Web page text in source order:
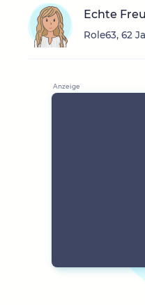
Echte
Role63, 62